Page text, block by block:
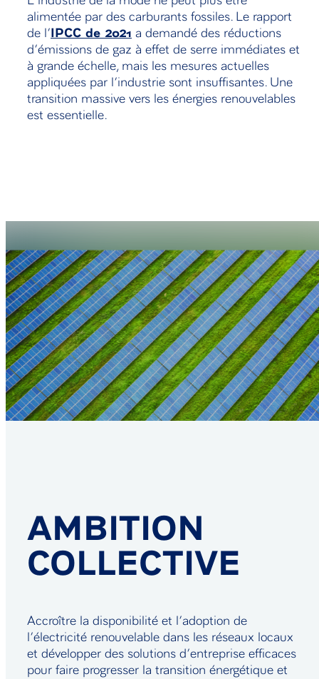
alimentée par des carburants fossiles. Le rapport
de l’IPCC de 2021 a demandé des réductions
d’émissions de gaz à effet de serre immédiates et
à grande échelle, mais les mesures actuelles
appliquées par l’industrie sont insuffisantes. Une
transition massive vers les énergies renouvelables
est essentielle.
AMBITION
COLLECTIVE
Accroître la disponibilité et l’adoption de
l’électricité renouvelable dans les réseaux locaux
et développer des solutions d’entreprise efficaces
pour faire progresser la transition énergétique et